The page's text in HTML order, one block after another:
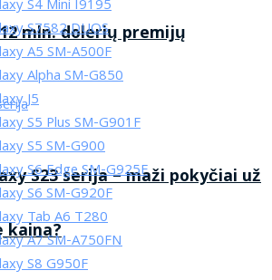
mln. dolerių premijų
S23 serija – maži pokyčiai už
kaina?
S4 Mini I9195
S7582 DUOS
A5 SM-A500F
Alpha SM-G850
J5
S5 Plus SM-G901F
S5 SM-G900
S6 Edge SM-G925F
S6 SM-G920F
Tab A6 T280
A7 SM-A750FN
S8 G950F